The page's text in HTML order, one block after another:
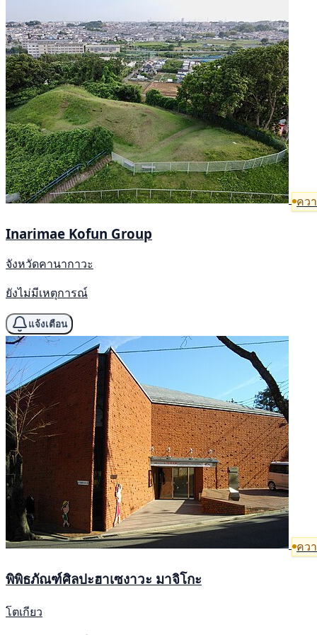
คว
Inarimae Kofun Group
จังหวัดคานากาวะ
ยังไม่มีเหตุการณ์
แจ้งเตือน
คว
พิพิธภัณฑ์ศิลปะฮาเซงาวะ มาจิโกะ
โตเกียว